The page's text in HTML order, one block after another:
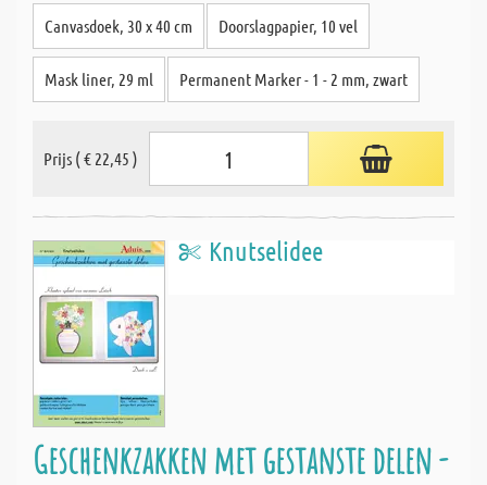
Canvasdoek, 30 x 40 cm Doorslagpapier, 10 vel
Mask liner, 29 ml Permanent Marker - 1 - 2 mm, zwart
Prijs ( € 22,45 )
Knutselidee
Geschenkzakken met gestanste delen -